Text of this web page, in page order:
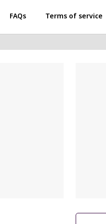
FAQs Terms of service